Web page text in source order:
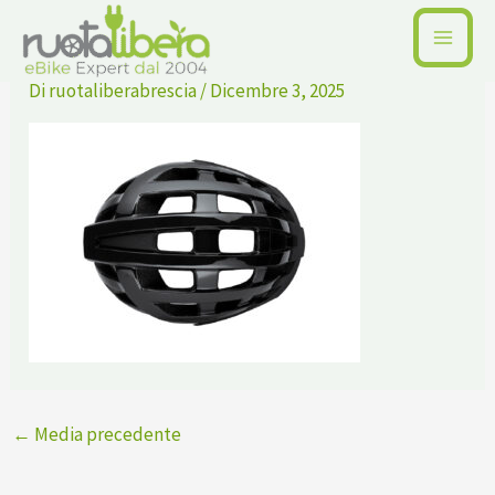
contenuto
BLACK3
Diruotaliberabrescia/Dicembre 3, 2025
← Media precedente